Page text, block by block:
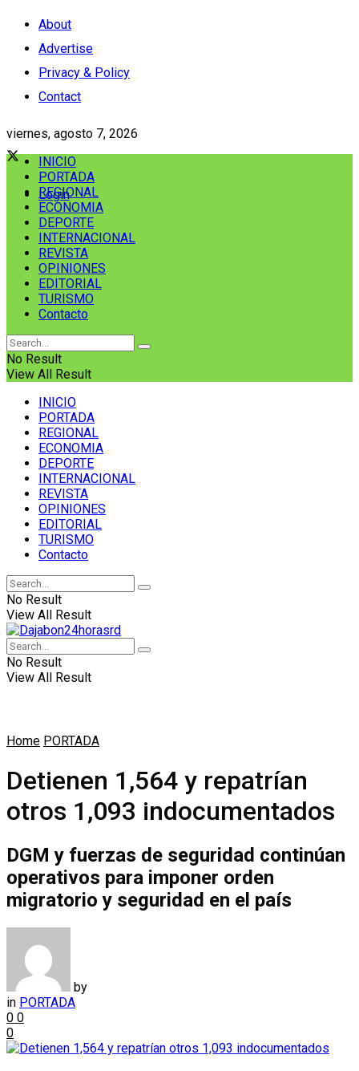
About
Advertise
Privacy & Policy
Contact
viernes, agosto 7, 2026
Login
INICIO
PORTADA
REGIONAL
ECONOMIA
DEPORTE
INTERNACIONAL
REVISTA
OPINIONES
EDITORIAL
TURISMO
Contacto
No Result
View All Result
INICIO
PORTADA
REGIONAL
ECONOMIA
DEPORTE
INTERNACIONAL
REVISTA
OPINIONES
EDITORIAL
TURISMO
Contacto
No Result
View All Result
No Result
View All Result
Home PORTADA
Detienen 1,564 y repatrían
otros 1,093 indocumentados
DGM y fuerzas de seguridad continúan
operativos para imponer orden
migratorio y seguridad en el país
by
in PORTADA
0 0
0